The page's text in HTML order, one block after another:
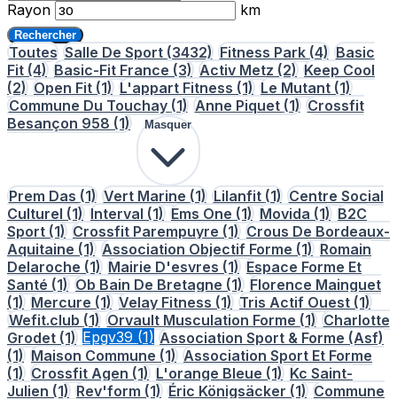
Rayon km
Rechercher
Toutes Salle De Sport (3432) Fitness Park (4) Basic
Fit (4) Basic-Fit France (3) Activ Metz (2) Keep Cool
(2) Open Fit (1) L'appart Fitness (1) Le Mutant (1)
Commune Du Touchay (1) Anne Piquet (1) Crossfit
Besançon 958 (1) Masquer
Prem Das (1) Vert Marine (1) Lilanfit (1) Centre Social
Culturel (1) Interval (1) Ems One (1) Movida (1) B2C
Sport (1) Crossfit Parempuyre (1) Crous De Bordeaux-
Aquitaine (1) Association Objectif Forme (1) Romain
Delaroche (1) Mairie D'esvres (1) Espace Forme Et
Santé (1) Ob Bain De Bretagne (1) Florence Mainguet
(1) Mercure (1) Velay Fitness (1) Tris Actif Ouest (1)
Wefit.club (1) Orvault Musculation Forme (1) Charlotte
Grodet (1) Epgv39 (1) Association Sport & Forme (Asf)
(1) Maison Commune (1) Association Sport Et Forme
(1) Crossfit Agen (1) L'orange Bleue (1) Kc Saint-
Julien (1) Rev'form (1) Éric Königsäcker (1) Commune